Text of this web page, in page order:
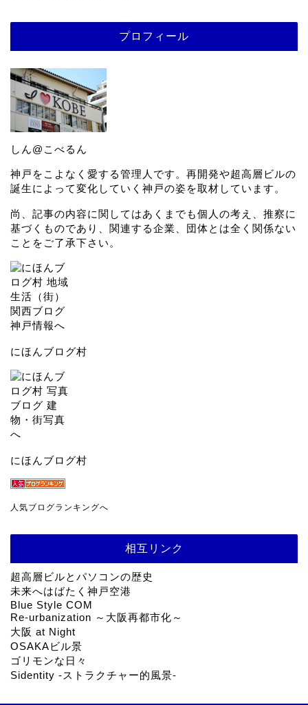
プロフィール
しん@こべるん
神戸をこよなく愛する管理人です。再開発や超高層ビルの
誕生によって変化していく神戸の姿を取材しています。
尚、記事の内容に関してはあくまでも個人の考え、推察に
基づくものであり、関連する企業、団体とは全く関係ない
ことをご了承下さい。
にほんブログ村
にほんブログ村
人気ブログランキングへ
相互リンク
超高層ビルとパソコンの歴史
未来へはばたく神戸空港
Blue Style COM
Re-urbanization ～大阪再都市化～
大阪 at Night
OSAKAビル景
ゴリモンな日々
Sidentity -ストラクチャー的風景-